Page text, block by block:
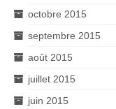
octobre 2015
septembre 2015
août 2015
juillet 2015
juin 2015